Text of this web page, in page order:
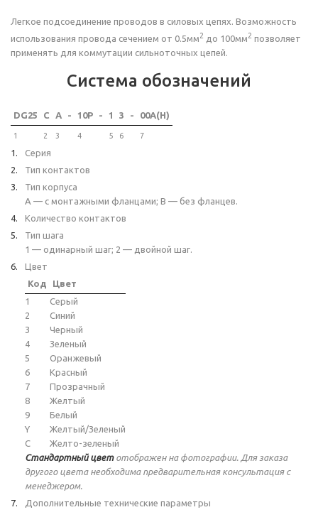
Легкое подсоединение проводов в силовых цепях. Возможность
использования провода сечением от 0.5мм2 до 100мм2 позволяет
применять для коммутации сильноточных цепей.
Система обозначений
DG25 C A - 10P - 1 3 - 00A(H)
1 2 3 4 5 6 7
Серия
Тип контактов
Тип корпуса
A — с монтажными фланцами; B — без фланцев.
Количество контактов
Тип шага
1 — одинарный шаг; 2 — двойной шаг.
Цвет
Код
Цвет
1
Серый
2
Синий
3
Черный
4
Зеленый
5
Оранжевый
6
Красный
7
Прозрачный
8
Желтый
9
Белый
Y
Желтый/Зеленый
C
Желто-зеленый
Стандартный цветотображен на фотографии. Для заказа
другого цвета необходима предварительная консультация с
менеджером.
Дополнительные технические параметры